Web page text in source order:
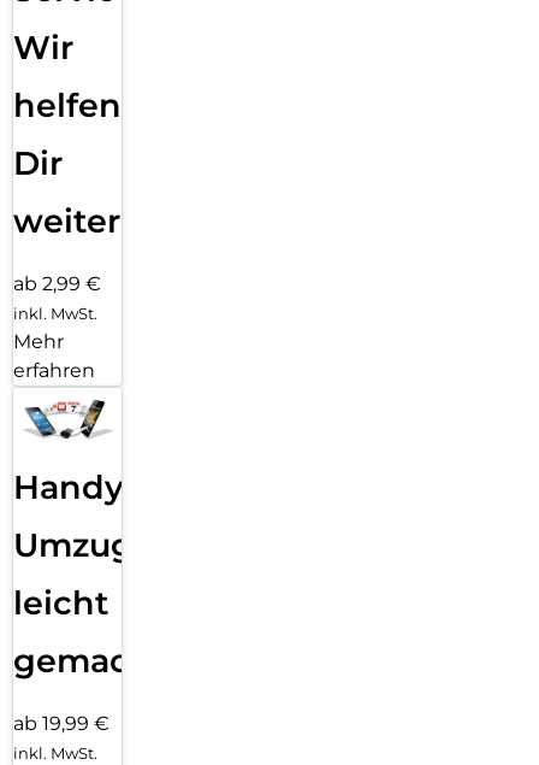
Wir
helfen
Dir
weiter
ab 2,99 €
inkl. MwSt.
Mehr
erfahren
Handy
Umzug
leicht
gemacht!
ab 19,99 €
inkl. MwSt.